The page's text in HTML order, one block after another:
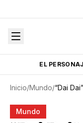
EL
Inicio/Mundo/
Mundo